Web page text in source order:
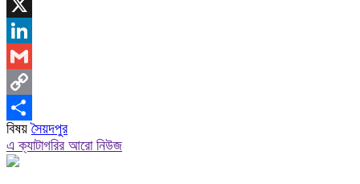
WhatsApp
X
LinkedIn
Gmail
Copy
Link
Share
বিষয়সৈয়দপুর
এ ক্যাটাগরির আরো নিউজ